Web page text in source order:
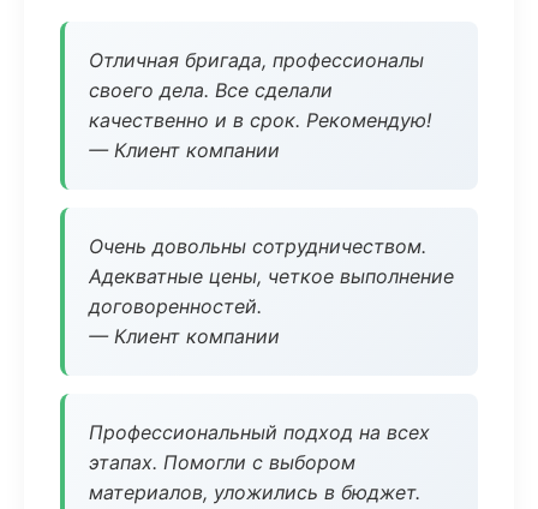
Отличная бригада, профессионалы
своего дела. Все сделали
качественно и в срок. Рекомендую!
— Клиент компании
Очень довольны сотрудничеством.
Адекватные цены, четкое выполнение
договоренностей.
— Клиент компании
Профессиональный подход на всех
этапах. Помогли с выбором
материалов, уложились в бюджет.